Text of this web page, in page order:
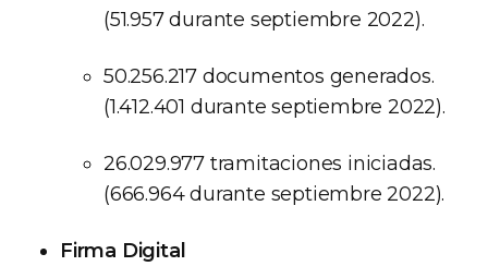
(51.957 durante septiembre 2022).
50.256.217 documentos generados.
(1.412.401 durante septiembre 2022).
26.029.977 tramitaciones iniciadas.
(666.964 durante septiembre 2022).
Firma Digital